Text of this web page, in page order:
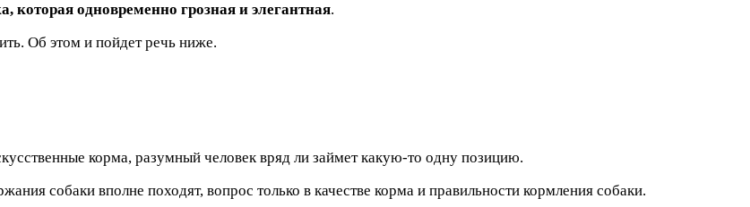
которая одновременно грозная и элегантная.
Об этом и пойдет речь ниже.
корма, разумный человек вряд ли займет какую-то одну позицию.
собаки вполне походят, вопрос только в качестве корма и правильности кормления собаки.